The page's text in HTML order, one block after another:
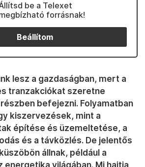
be a Telexet
forrásnak!
Beállítom
lesz a gazdaságban, mert a
tranzakciókat szeretne
befejezni. Folyamatban
kiszervezések, mint a
építése és üzemeltetése, a
és a távközlés. De jelentős
állnak, például a
energetika világában. Mi hajtja